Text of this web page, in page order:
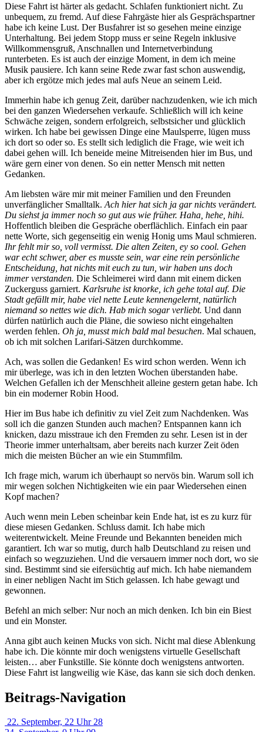
Diese Fahrt ist härter als gedacht. Schlafen funktioniert nicht. Zu
unbequem, zu fremd. Auf diese Fahrgäste hier als Gesprächspartner
habe ich keine Lust. Der Busfahrer ist so gesehen meine einzige
Unterhaltung. Bei jedem Stopp muss er seine Regeln inklusive
Willkommensgruß, Anschnallen und Internetverbindung
runterbeten. Es ist auch der einzige Moment, in dem ich meine
Musik pausiere. Ich kann seine Rede zwar fast schon auswendig,
aber ich ergötze mich jedes mal aufs Neue an seinem Leid.
Immerhin habe ich genug Zeit, darüber nachzudenken, wie ich mich
bei den ganzen Wiedersehen verkaufe. Schließlich will ich keine
Schwäche zeigen, sondern erfolgreich, selbstsicher und glücklich
wirken. Ich habe bei gewissen Dinge eine Maulsperre, lügen muss
ich dort so oder so. Es stellt sich lediglich die Frage, wie weit ich
dabei gehen will. Ich beneide meine Mitreisenden hier im Bus, und
wäre gern einer von denen. So ein netter Mensch mit netten
Gedanken.
Am liebsten wäre mir mit meiner Familien und den Freunden
unverfänglicher Smalltalk. Ach hier hat sich ja gar nichts verändert.
Du siehst ja immer noch so gut aus wie früher. Haha, hehe, hihi.
Hoffentlich bleiben die Gespräche oberflächlich. Einfach ein paar
nette Worte, sich gegenseitig ein wenig Honig ums Maul schmieren.
Ihr fehlt mir so, voll vermisst. Die alten Zeiten, ey so cool. Gehen
war echt schwer, aber es musste sein, war eine rein persönliche
Entscheidung, hat nichts mit euch zu tun, wir haben uns doch
immer verstanden. Die Schleimerei wird dann mit einem dicken
Zuckerguss garniert. Karlsruhe ist knorke, ich gehe total auf. Die
Stadt gefällt mir, habe viel nette Leute kennengelernt, natürlich
niemand so nettes wie dich. Hab mich sogar verliebt. Und dann
dürfen natürlich auch die Pläne, die sowieso nicht eingehalten
werden fehlen. Oh ja, musst mich bald mal besuchen. Mal schauen,
ob ich mit solchen Larifari-Sätzen durchkomme.
Ach, was sollen die Gedanken! Es wird schon werden. Wenn ich
mir überlege, was ich in den letzten Wochen überstanden habe.
Welchen Gefallen ich der Menschheit alleine gestern getan habe. Ich
bin ein moderner Robin Hood.
Hier im Bus habe ich definitiv zu viel Zeit zum Nachdenken. Was
soll ich die ganzen Stunden auch machen? Entspannen kann ich
knicken, dazu misstraue ich den Fremden zu sehr. Lesen ist in der
Theorie immer unterhaltsam, aber bereits nach kurzer Zeit öden
mich die meisten Bücher an wie ein Stummfilm.
Ich frage mich, warum ich überhaupt so nervös bin. Warum soll ich
mir wegen solchen Nichtigkeiten wie ein paar Wiedersehen einen
Kopf machen?
Auch wenn mein Leben scheinbar kein Ende hat, ist es zu kurz für
diese miesen Gedanken. Schluss damit. Ich habe mich
weiterentwickelt. Meine Freunde und Bekannten beneiden mich
garantiert. Ich war so mutig, durch halb Deutschland zu reisen und
einfach so wegzuziehen. Und die versauern immer noch dort, wo sie
sind. Bestimmt sind sie eifersüchtig auf mich. Ich habe niemandem
in einer nebligen Nacht im Stich gelassen. Ich habe gewagt und
gewonnen.
Befehl an mich selber: Nur noch an mich denken. Ich bin ein Biest
und ein Monster.
Anna gibt auch keinen Mucks von sich. Nicht mal diese Ablenkung
habe ich. Die könnte mir doch wenigstens virtuelle Gesellschaft
leisten… aber Funkstille. Sie könnte doch wenigstens antworten.
Diese Fahrt ist langweilig wie Käse, das kann sie sich doch denken.
Beitrags-Navigation
22. September, 22 Uhr 28